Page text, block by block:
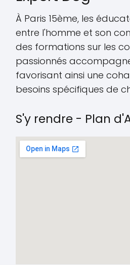
À Paris 15ème, les
entre l'homme et son
des formations sur les
passionnés
favorisant ainsi une
besoins spécifiques de
S'y rendre - Plan